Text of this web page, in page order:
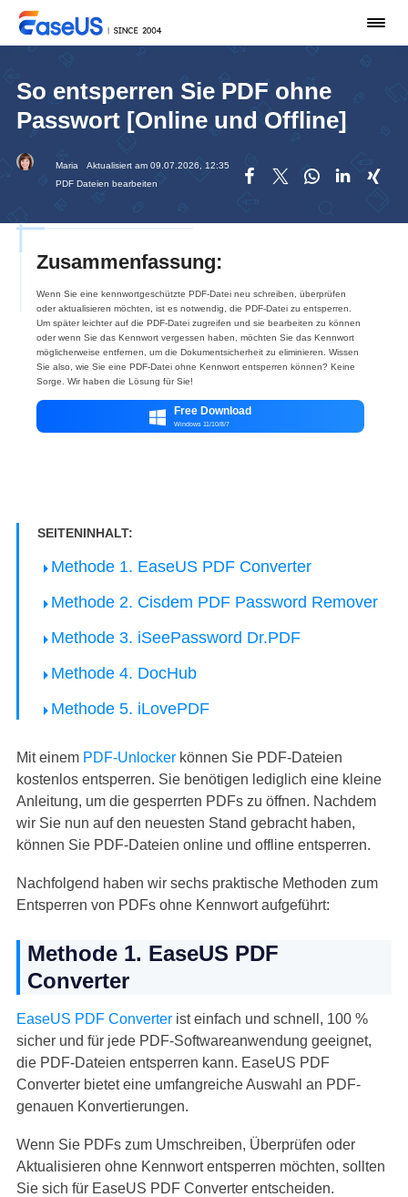
So entsperren Sie PDF ohne
Passwort [Online und Offline]
Maria
Aktualisiert am 09.07.2026, 12:35
PDF Dateien bearbeiten
    
Zusammenfassung:
Wenn Sie eine kennwortgeschützte PDF-Datei neu schreiben, überprüfen
oder aktualisieren möchten, ist es notwendig, die PDF-Datei zu entsperren.
Um später leichter auf die PDF-Datei zugreifen und sie bearbeiten zu können
oder wenn Sie das Kennwort vergessen haben, möchten Sie das Kennwort
möglicherweise entfernen, um die Dokumentsicherheit zu eliminieren. Wissen
Sie also, wie Sie eine PDF-Datei ohne Kennwort entsperren können? Keine
Sorge. Wir haben die Lösung für Sie!
 Free Download
Windows 11/10/8/7
SEITENINHALT:
Methode 1. EaseUS PDF Converter
Methode 2. Cisdem PDF Password Remover
Methode 3. iSeePassword Dr.PDF
Methode 4. DocHub
Methode 5. iLovePDF
Mit einem PDF-Unlockerkönnen Sie PDF-Dateien
kostenlos entsperren. Sie benötigen lediglich eine kleine
Anleitung, um die gesperrten PDFs zu öffnen. Nachdem
wir Sie nun auf den neuesten Stand gebracht haben,
können Sie PDF-Dateien online und offline entsperren.
Nachfolgend haben wir sechs praktische Methoden zum
Entsperren von PDFs ohne Kennwort aufgeführt:
Methode 1. EaseUS PDF
Converter
EaseUS PDF Converterist einfach und schnell, 100 %
sicher und für jede PDF-Softwareanwendung geeignet,
die PDF-Dateien entsperren kann. EaseUS PDF
Converter bietet eine umfangreiche Auswahl an PDF-
genauen Konvertierungen.
Wenn Sie PDFs zum Umschreiben, Überprüfen oder
Aktualisieren ohne Kennwort entsperren möchten, sollten
Sie sich für EaseUS PDF Converter entscheiden.